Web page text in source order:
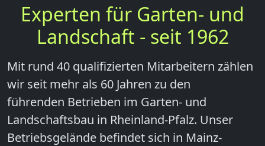
Experten für Garten- und
Landschaft - seit 1962
Mit rund 40 qualifizierten Mitarbeitern zählen
wir seit mehr als 60 Jahren zu den
führenden Betrieben im Garten- und
Landschaftsbau in Rheinland-Pfalz. Unser
Betriebsgelände befindet sich in Mainz-